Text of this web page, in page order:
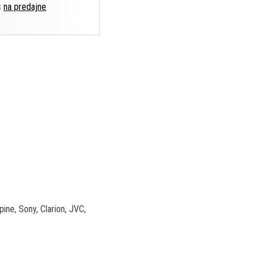
na predajne
Sony, Clarion, JVC,